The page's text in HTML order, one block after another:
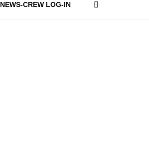
NEWS-CREW LOG-IN